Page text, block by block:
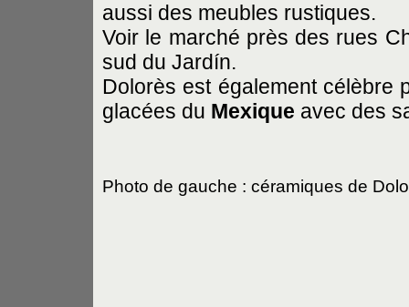
aussi des meubles rustiques.
Voir le marché près des rues
sud du Jardín.
Dolorès est également célèbre
glacées du Mexique avec des
Photo de gauche : céramiques de